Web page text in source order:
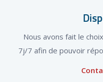
Nous avons fait le
7j/7 afin de pouvoir